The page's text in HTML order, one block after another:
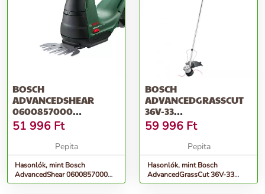
BOSCH
ADVANCEDSHEAR
0600857000
AKKUMULÁTOROS
SÖVÉNYVÁGÓ (AKKU
51 996 Ft
Pepita
Hasonlók, mint Bosch
AdvancedShear 0600857000
Akkumulátoros Sövényvágó
BOSCH
ADVANCEDGRASSCUT
36V-33
AKKUMULÁTOROS
SZEGÉLYNYÍRÓ (AKKU
59 996 Ft
Pepita
Hasonlók, mint Bosch
AdvancedGrassCut 36V-33
Akkumulátoros szegélynyíró